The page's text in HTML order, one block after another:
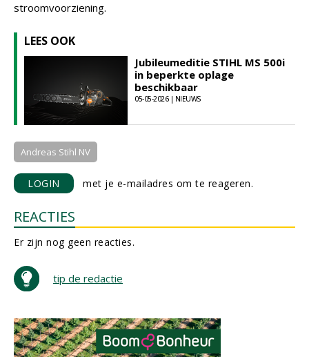
stroomvoorziening.
LEES OOK
Jubileumeditie STIHL MS 500i
in beperkte oplage
beschikbaar
05-05-2026 | NIEUWS
Andreas Stihl NV
LOGIN met je e-mailadres om te reageren.
REACTIES
Er zijn nog geen reacties.
tip de redactie